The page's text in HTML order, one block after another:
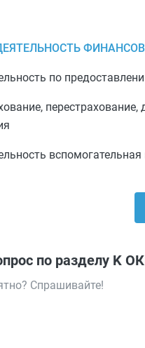
по
по разделу K
Спрашивайте!